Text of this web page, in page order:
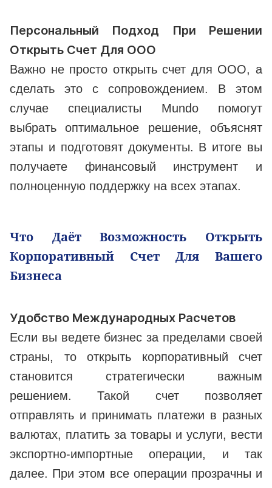
Персональный Подход При Решении
Открыть Счет Для ООО
Важно не просто открыть счет для ООО, а
сделать это с сопровождением. В этом
случае специалисты Mundo помогут
выбрать оптимальное решение, объяснят
этапы и подготовят документы. В итоге вы
получаете финансовый инструмент и
полноценную поддержку на всех этапах.
Что Даёт Возможность Открыть
Корпоративный Счет Для Вашего
Бизнеса
Удобство Международных Расчетов
Если вы ведете бизнес за пределами своей
страны, то открыть корпоративный счет
становится стратегически важным
решением. Такой счет позволяет
отправлять и принимать платежи в разных
валютах, платить за товары и услуги, вести
экспортно-импортные операции, и так
далее. При этом все операции прозрачны и